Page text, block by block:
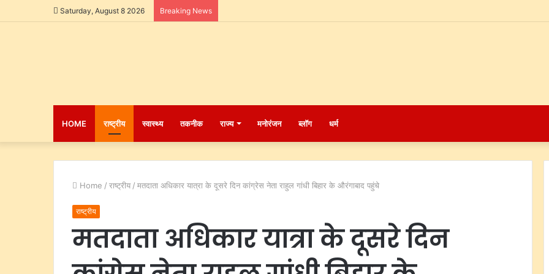
Saturday, August 8 2026 Breaking News
HOME राष्ट्रीय स्वास्थ्य तकनीक राज्य मनोरंजन ब्लॉग धर्म
Home / राष्ट्रीय / मतदाता अधिकार यात्रा के दूसरे दिन कांग्रेस नेता राहुल गांधी बिहार के औरंगाबाद पहुंचे
राष्ट्रीय
मतदाता अधिकार यात्रा के दूसरे दिन